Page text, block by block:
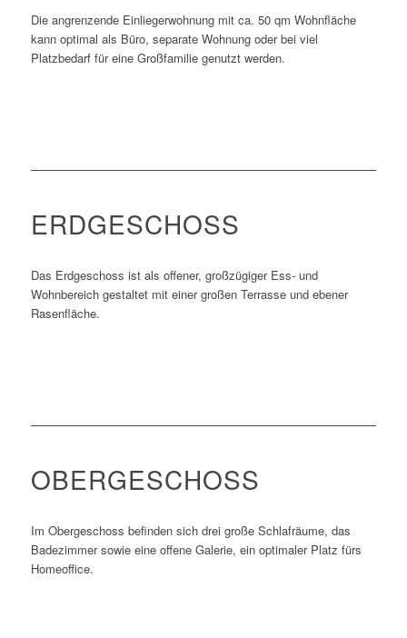
Die angrenzende Einliegerwohnung mit ca. 50 qm Wohnfläche
kann optimal als Büro, separate Wohnung oder bei viel
Platzbedarf für eine Großfamilie genutzt werden.
ERDGESCHOSS
Das Erdgeschoss ist als offener, großzügiger Ess- und
Wohnbereich gestaltet mit einer großen Terrasse und ebener
Rasenfläche.
OBERGESCHOSS
Im Obergeschoss befinden sich drei große Schlafräume, das
Badezimmer sowie eine offene Galerie, ein optimaler Platz fürs
Homeoffice.